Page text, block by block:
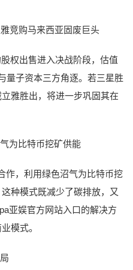
竞购马来西亚固废巨头
权出售进入决战阶段，估值
量子资本三方角逐。若三星胜
雅胜出，将进一步巩固其在
为比特币挖矿供能
作，利用绿色沼气为比特币挖
种模式既减少了碳排放，又
亚娱官方网站入口的解决方
模式。